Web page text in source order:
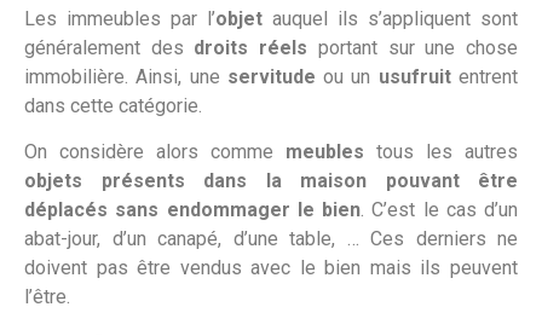
Les immeubles par l’objet auquel ils s’appliquent sont
généralement des droits réels portant sur une chose
immobilière. Ainsi, une servitude ou un usufruitentrent
dans cette catégorie.
On considère alors comme meubles tous les autres
objets présents dans la maison pouvant être
déplacés sans endommager le bien. C’est le cas d’un
abat-jour, d’un canapé, d’une table, … Ces derniers ne
doivent pas être vendus avec le bien mais ils peuvent
l’être.